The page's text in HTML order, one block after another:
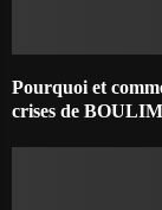
Pourquoi et
crises de